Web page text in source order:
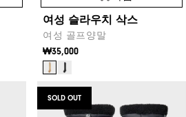
여성 슬라우치 삭스
여성 골프양말
₩35,000
SOLD OUT